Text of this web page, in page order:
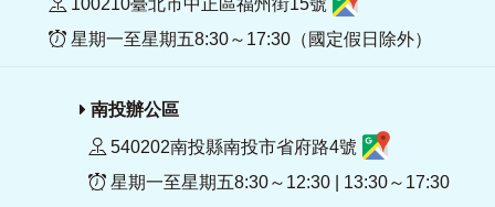
星期一至星期五8:30～17:30（國定假日除外）
南投辦公區
540202南投縣南投市省府路4號
星期一至星期五8:30～12:30 | 13:30～17:30